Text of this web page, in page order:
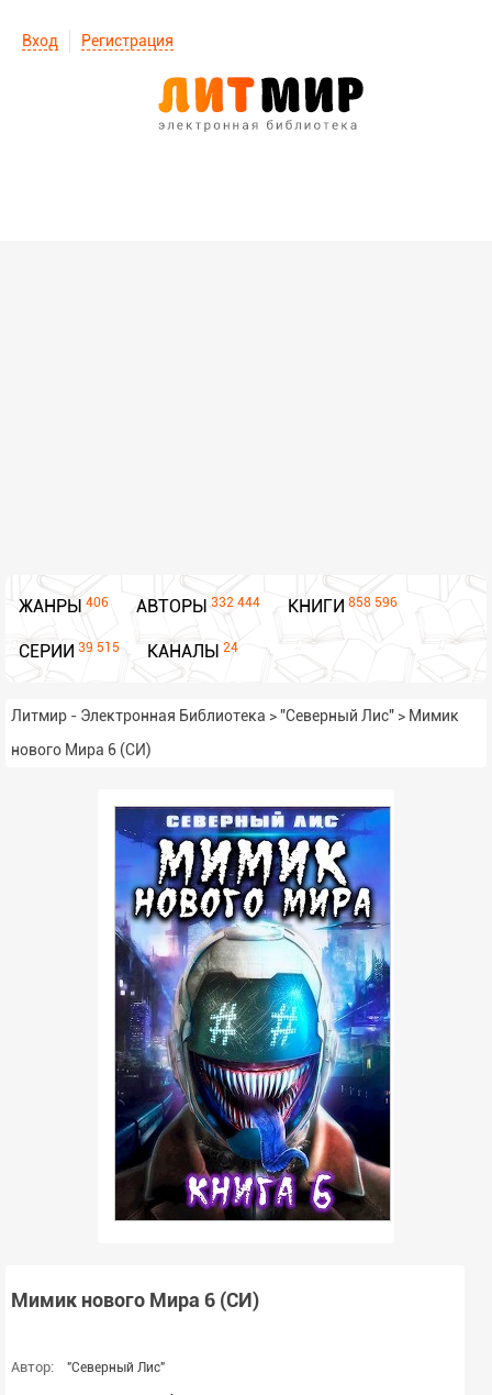
Вход Регистрация
ЖАНРЫ 406 АВТОРЫ 332 444 КНИГИ 858 596
СЕРИИ 39 515 КАНАЛЫ 24
Литмир - Электронная Библиотека >"Северный Лис" > Мимик
нового Мира 6 (СИ)
Мимик нового Мира 6 (СИ)
Автор: "Северный Лис"